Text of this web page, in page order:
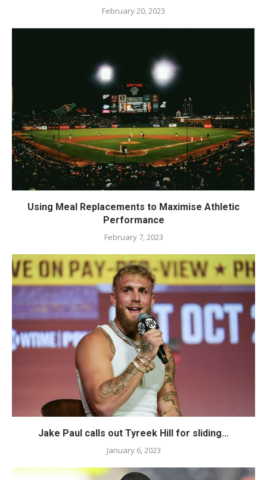
February 20, 2023
Using Meal Replacements to Maximise Athletic
Performance
February 7, 2023
Jake Paul calls out Tyreek Hill for sliding...
January 6, 2023